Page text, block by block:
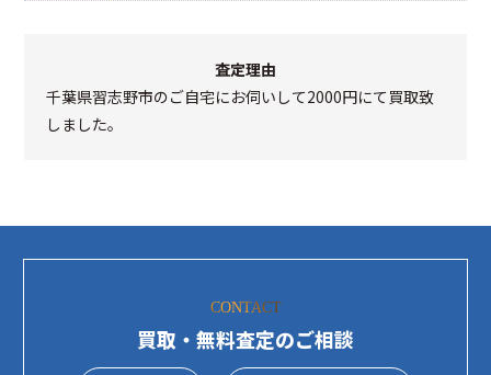
査定理由
千葉県習志野市のご自宅にお伺いして2000円にて買取致
しました。
CONTACT
買取・無料査定のご相談